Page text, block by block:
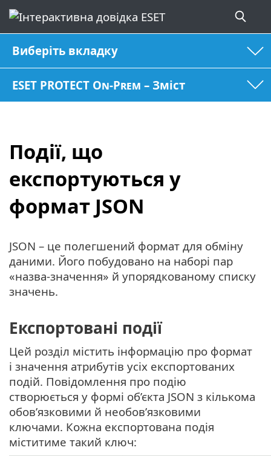
Виберіть вкладку
ESET PROTECT On-Prem – Зміст
Події, що
експортуються у
формат JSON
JSON – це полегшений формат для обміну
даними. Його побудовано на наборі пар
«назва-значення» й упорядкованому списку
значень.
Експортовані події
Цей розділ містить інформацію про формат
і значення атрибутів усіх експортованих
подій. Повідомлення про подію
створюється у формі об’єкта JSON з кількома
обов’язковими й необов’язковими
ключами. Кожна експортована подія
міститиме такий ключ: